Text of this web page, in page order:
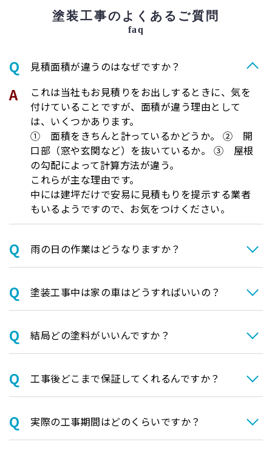
塗装工事のよくあるご質問
faq
⾒積⾯積が違うのはなぜですか？
これは当社もお見積りをお出しするときに、気を
付けていることですが、面積が違う理由として
は、いくつかあります。
① 面積をきちんと計っているかどうか。 ② 開
口部（窓や玄関など）を抜いているか。 ③ 屋根
の勾配によって計算方法が違う。
これらが主な理由です。
中には建坪だけで安易に見積もりを提示する業者
もいるようですので、お気をつけください。
⾬の日の作業はどうなりますか？
塗装⼯事中は家の⾞はどうすればいいの？
結局どの塗料がいいんですか？
⼯事後どこまで保証してくれるんですか？
実際の⼯事期間はどのくらいですか？